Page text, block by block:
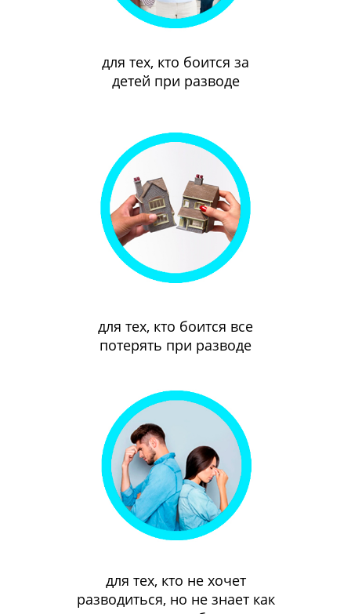
для тех, кто боится за
детей при разводе
для тех, кто боится все
потерять при разводе
для тех, кто не хочет
разводиться, но не знает как